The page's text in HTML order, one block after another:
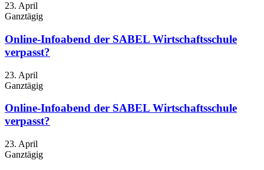
23. April
Ganztägig
Online-Infoabend der SABEL Wirtschaftsschule
verpasst?
23. April
Ganztägig
Online-Infoabend der SABEL Wirtschaftsschule
verpasst?
23. April
Ganztägig